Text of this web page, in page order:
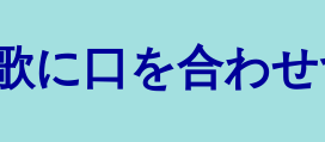
に口を合わ